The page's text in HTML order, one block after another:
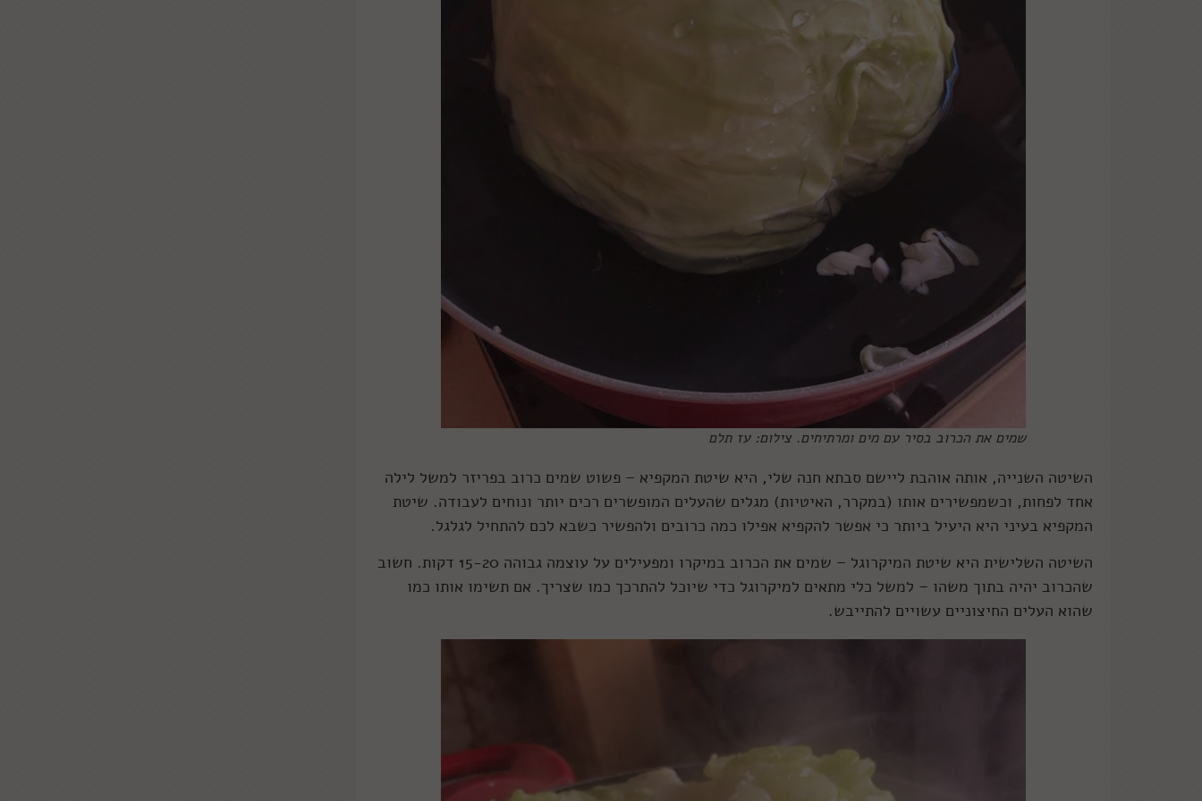
שמים את הכרוב בסיר עם מים ומרתיחים. צילום: עז תלם
השיטה השנייה, אותה אוהבת ליישם סבתא חנה שלי, היא שיטת המקפיא – פשוט שמים כרוב בפריזר למשל לילה
אחד לפחות, וכשמפשירים אותו (במקרר, האיטיות) מגלים שהעלים המופשרים רכים יותר ונוחים לעבודה. שיטת
המקפיא בעיני היא היעיל ביותר כי אפשר להקפיא אפילו כמה כרובים ולהפשיר כשבא לכם להתחיל לגלגל.
השיטה השלישית היא שיטת המיקרוגל – שמים את הכרוב במיקרו ומפעילים על עוצמה גבוהה 15-20 דקות. חשוב
שהכרוב יהיה בתוך משהו – למשל כלי מתאים למיקרוגל כדי שיוכל להתרכך כמו שצריך. אם תשימו אותו כמו
שהוא העלים החיצוניים עשויים להתייבש.